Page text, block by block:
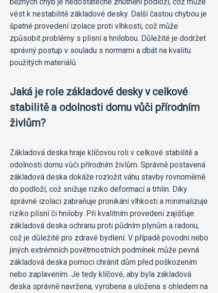
vést k nestabilitě základové desky. Další častou chybou je
špatné provedení izolace proti vlhkosti, což může
způsobit problémy s plísní a hnilobou. Důležité je dodržet
správný postup v souladu s normami a dbát na kvalitu
použitých materiálů.
Jaká je role základové desky v celkové
stabilitě a odolnosti domu vůči přírodním
živlům?
Základová deska hraje klíčovou roli v celkové stabilitě a
odolnosti domu vůči přírodním živlům. Správně postavená
základová deska dokáže rozložit váhu stavby rovnoměrně
do podloží, což snižuje riziko deformací a trhlin. Díky
správné izolaci zabraňuje pronikání vlhkosti a minimalizuje
riziko plísní či hniloby. Při kvalitním provedení zajišťuje
základová deska ochranu proti půdním plynům a radonu,
což je důležité pro zdravé bydlení. V případě povodní nebo
jiných extrémních povětrnostních podmínek může pevná
základová deska pomoci chránit dům před poškozením
nebo zaplavením. Je tedy klíčové, aby byla základová
deska správně navržena, vyrobena a uložena s ohledem na